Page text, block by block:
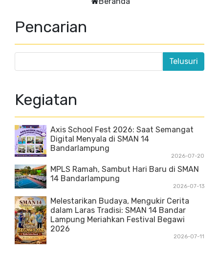
Pencarian
Kegiatan
Axis School Fest 2026: Saat Semangat
Digital Menyala di SMAN 14
Bandarlampung
2026-07-20
MPLS Ramah, Sambut Hari Baru di SMAN
14 Bandarlampung
2026-07-13
Melestarikan Budaya, Mengukir Cerita
dalam Laras Tradisi: SMAN 14 Bandar
Lampung Meriahkan Festival Begawi
2026
2026-07-11